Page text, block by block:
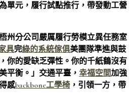
單元，履行試點推行，帶發動工營
州分公司嚴厲履行勞模立異任務室
具完綠的系統傢俱美團隊準進與鼓
你的愛缺乏彈性。你的千紙鶴沒有
平衡。」交通平臺， 幸福空間加強
感backbone工學椅 ，引領一方，帶